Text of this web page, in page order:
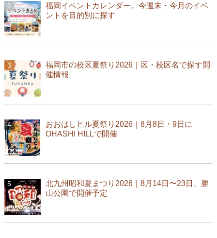
福岡イベントカレンダー。今週末・今月のイベ
ントを目的別に探す
福岡市の校区夏祭り2026｜区・校区名で探す開
催情報
おおはしヒル夏祭り2026｜8月8日・9日に
OHASHI HILLで開催
北九州昭和夏まつり2026｜8月14日〜23日、勝
山公園で開催予定